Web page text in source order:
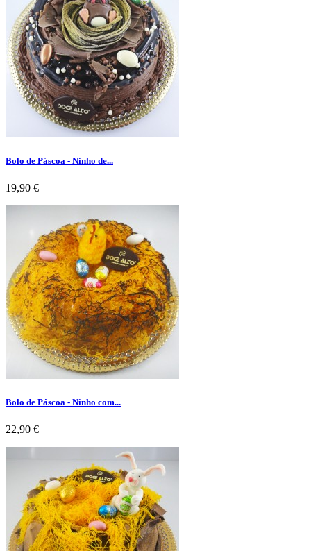
Bolo de Páscoa - Ninho de...
Preço
19,90 €
Bolo de Páscoa - Ninho com...
Preço
22,90 €